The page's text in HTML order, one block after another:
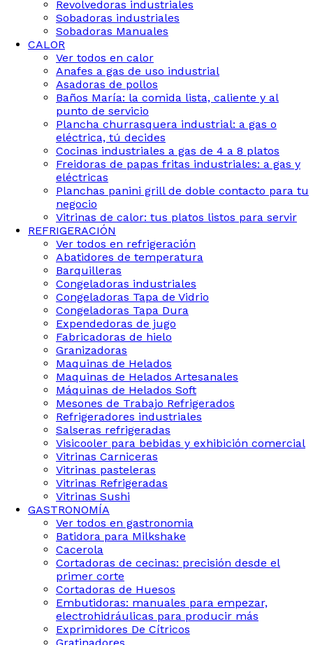
Revolvedoras industriales
Sobadoras industriales
Sobadoras Manuales
CALOR
Ver todos en calor
Anafes a gas de uso industrial
Asadoras de pollos
Baños María: la comida lista, caliente y al
punto de servicio
Plancha churrasquera industrial: a gas o
eléctrica, tú decides
Cocinas industriales a gas de 4 a 8 platos
Freidoras de papas fritas industriales: a gas y
eléctricas
Planchas panini grill de doble contacto para tu
negocio
Vitrinas de calor: tus platos listos para servir
REFRIGERACIÓN
Ver todos en refrigeración
Abatidores de temperatura
Barquilleras
Congeladoras industriales
Congeladoras Tapa de Vidrio
Congeladoras Tapa Dura
Expendedoras de jugo
Fabricadoras de hielo
Granizadoras
Maquinas de Helados
Maquinas de Helados Artesanales
Máquinas de Helados Soft
Mesones de Trabajo Refrigerados
Refrigeradores industriales
Salseras refrigeradas
Visicooler para bebidas y exhibición comercial
Vitrinas Carniceras
Vitrinas pasteleras
Vitrinas Refrigeradas
Vitrinas Sushi
GASTRONOMÍA
Ver todos en gastronomia
Batidora para Milkshake
Cacerola
Cortadoras de cecinas: precisión desde el
primer corte
Cortadoras de Huesos
Embutidoras: manuales para empezar,
electrohidráulicas para producir más
Exprimidores De Cítricos